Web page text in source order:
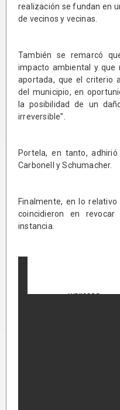
realización se fundan en
de vecinos y vecinas.
También se remarcó
impacto ambiental y que
aportada, que el criterio
del municipio, en
la posibilidad de un
irreversible”.
Portela, en tanto,
Carbonell y Schumacher.
Finalmente, en lo
coincidieron en
instancia.